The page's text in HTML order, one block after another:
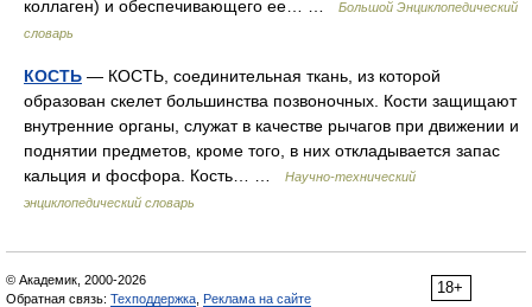
коллаген) и обеспечивающего ее… …
Большой Энциклопедический
словарь
КОСТЬ — КОСТЬ, соединительная ткань, из которой
образован скелет большинства позвоночных. Кости защищают
внутренние органы, служат в качестве рычагов при движении и
поднятии предметов, кроме того, в них откладывается запас
кальция и фосфора. Кость… …
Научно-технический
энциклопедический словарь
18+
© Академик, 2000-2026
Обратная связь: Техподдержка Реклама на сайте